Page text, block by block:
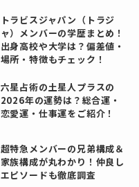
トラビスジャパン（トラジ
ャ）メンバーの学歴まとめ！
出身高校や大学は？偏差値・
場所・特徴もチェック！
六星占術の土星人プラスの
2026年の運勢は？総合運・
恋愛運・仕事運をご紹介！
超特急メンバーの兄弟構成＆
家族構成が丸わかり！仲良し
エピソードも徹底調査